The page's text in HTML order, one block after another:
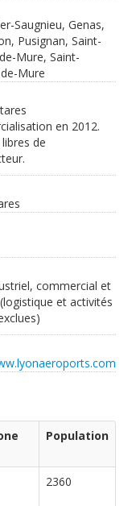
Saugnieu, Genas,
Pusignan, Saint-
Mure, Saint-
Mure
en 2012.
de
commercial et
et activités
Population
2360